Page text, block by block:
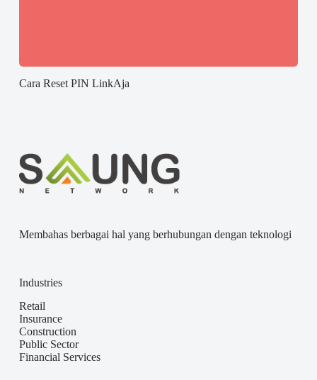
Cara Reset PIN LinkAja
Membahas berbagai hal yang berhubungan dengan teknologi
Industries
Retail
Insurance
Construction
Public Sector
Financial Services